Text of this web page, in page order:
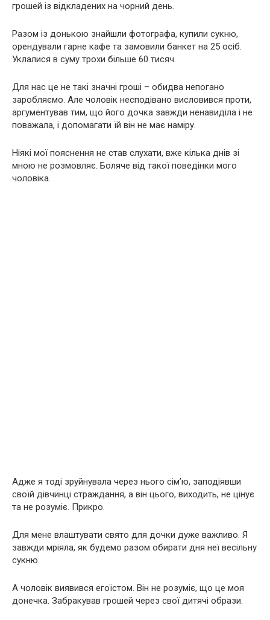
грошей із відкладених на чорний день.
Разом із донькою знайшли фотографа, купили сукню,
орендували гарне кафе та замовили банкет на 25 осіб.
Уклалися в суму трохи більше 60 тисяч.
Для нас це не такі значні гроші – обидва непогано
заробляємо. Але чоловік несподівано висловився проти,
аргументував тим, що його дочка завжди ненавиділа і не
поважала, і допомагати їй він не має наміру.
Ніякі мої пояснення не став слухати, вже кілька днів зі
мною не розмовляє. Боляче від такої поведінки мого
чоловіка.
Адже я тоді зруйнувала через нього сім’ю, заподіявши
своїй дівчинці страждання, а він цього, виходить, не цінує
та не розуміє. Прикро.
Для мене влаштувати свято для дочки дуже важливо. Я
завжди мріяла, як будемо разом обирати дня неї весільну
сукню.
А чоловік виявився егоїстом. Він не розуміє, що це моя
донечка. Забракував грошей через свої дитячі образи.